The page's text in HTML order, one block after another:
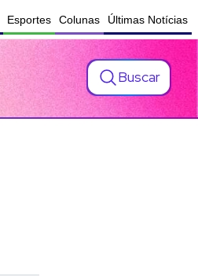
Esportes Colunas Últimas Notícias
Buscar